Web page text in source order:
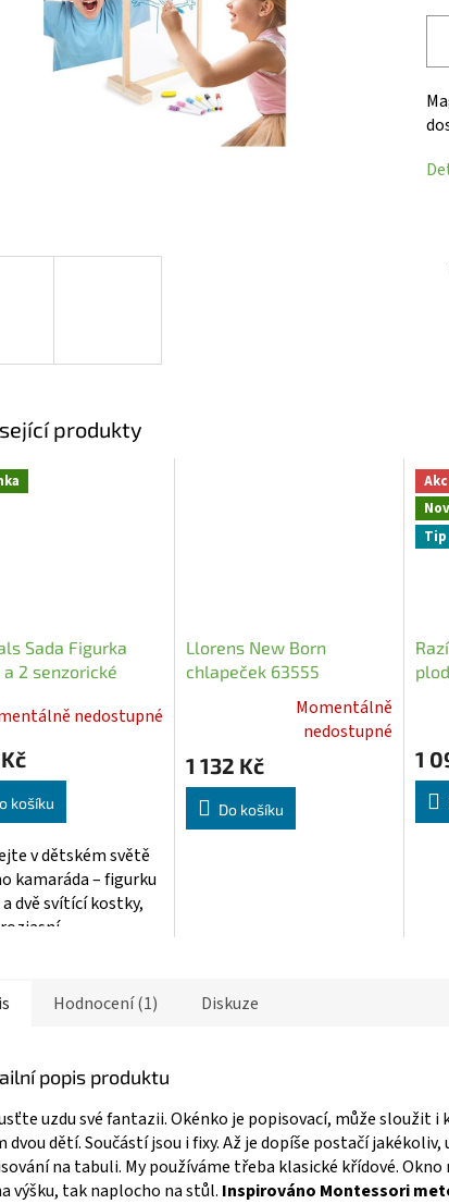
produkty
Sada Figurka
a 2 senzorické
nedostupné
košíku
v dětském světě
kamaráda – figurku
dvě svítící kostky,
Llorens New Born
chlapeček 63555
produktu
5,0
Momentálně
nedostupné
1 132 Kč
Do košíku
Tip
5,0
1
Hodnocení (1) Diskuze
popis produktu
uzdu své fantazii. Okénko je popisovací, může sloužit i
dvou dětí. Součástí jsou i fixy. Až je dopíše postačí jakékoliv,
na tabuli. My používáme třeba klasické křídové.
výšku, tak naplocho na stůl. Inspirováno Montessori